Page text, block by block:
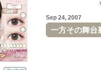
Sep 24, 2007
一方その舞台